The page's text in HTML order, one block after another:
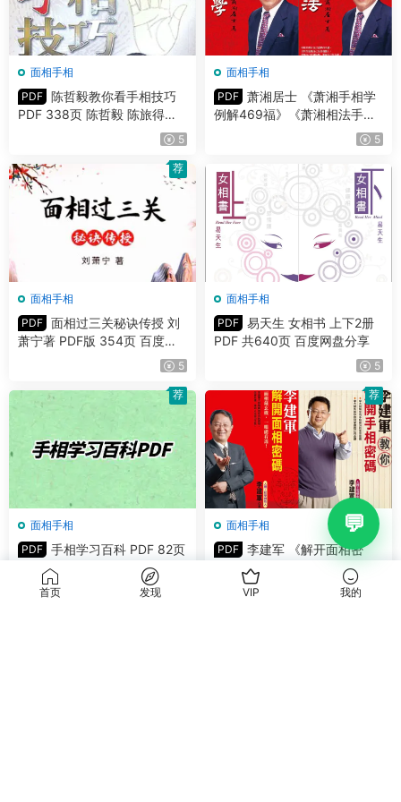
面相手相
PDF
陈哲毅教你看手相技巧
PDF 338页 陈哲毅 陈旅得合
5
面相手相
PDF 萧湘居士 《萧湘手相学
例解469福》《萧湘相法手相
5
面相手相
PDF 面相过三关秘诀传授 刘
萧宁著 PDF版 354页 百度网
5
荐
面相手相
PDF 易天生 女相书 上下2册
PDF 共640页 百度网盘分享
5
面相手相
PDF 手相学习百科 PDF 82页
彩图详解手相 百度网盘分享
荐
面相手相
PDF 李建军 《解开面相密
码》《解开手相密码》PDF全
彩色电子版
荐
首页 发现 VIP 我的